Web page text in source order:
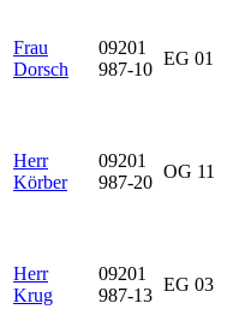
Frau
Dorsch
09201
987-10
EG 01
Herr
Körber
09201
987-20
OG 11
Herr
Krug
09201
987-13
EG 03